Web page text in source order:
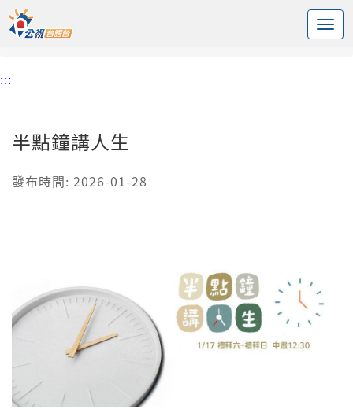
中央內容區塊
頭頁
:::
半點鐘講人生
發布時間: 2026-01-28